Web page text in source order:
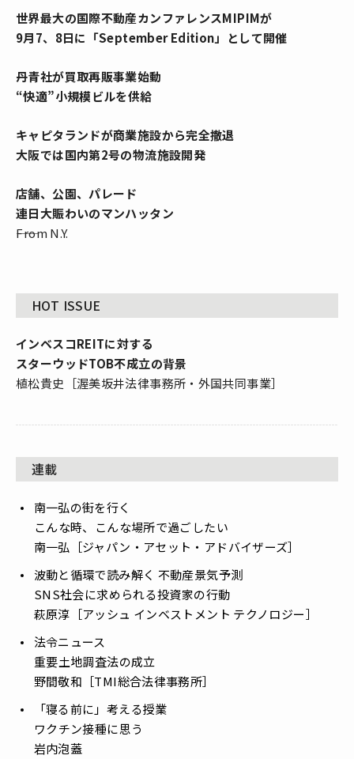
世界最大の国際不動産カンファレンスMIPIMが
9月7、8日に「September Edition」として開催
丹青社が買取再販事業始動
“快適”小規模ビルを供給
キャピタランドが商業施設から完全撤退
大阪では国内第2号の物流施設開発
店舗、公園、パレード
連日大賑わいのマンハッタン
――From N.Y.
HOT ISSUE
インベスコREITに対する
スターウッドTOB不成立の背景
植松貴史［渥美坂井法律事務所・外国共同事業］
連載
南一弘の街を行く
――こんな時、こんな場所で過ごしたい
南一弘［ジャパン・アセット・アドバイザーズ］
波動と循環で読み解く 不動産景気予測
――SNS社会に求められる投資家の行動
萩原淳［アッシュ インベストメント テクノロジー］
法令ニュース
――重要土地調査法の成立
野間敬和［TMI総合法律事務所］
「寝る前に」考える授業
――ワクチン接種に思う
岩内泡蓋